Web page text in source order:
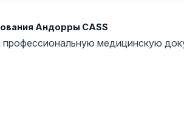
Андорры CASS
медицинскую